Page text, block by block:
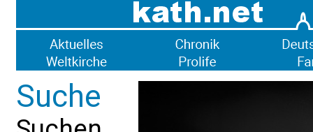
Suche